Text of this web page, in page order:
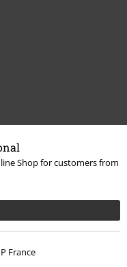
Shop for customers from
France